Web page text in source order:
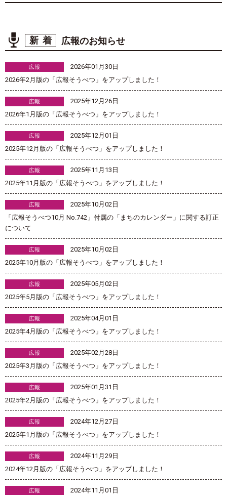
新着 広報のお知らせ
広報
2026年01月30日
2026年2月版の「広報そうべつ」をアップしました！
広報
2025年12月26日
2026年1月版の「広報そうべつ」をアップしました！
広報
2025年12月01日
2025年12月版の「広報そうべつ」をアップしました！
広報
2025年11月13日
2025年11月版の「広報そうべつ」をアップしました！
広報
2025年10月02日
「広報そうべつ10月 No.742」付属の「まちのカレンダー」に関する訂正
について
広報
2025年10月02日
2025年10月版の「広報そうべつ」をアップしました！
広報
2025年05月02日
2025年5月版の「広報そうべつ」をアップしました！
広報
2025年04月01日
2025年4月版の「広報そうべつ」をアップしました！
広報
2025年02月28日
2025年3月版の「広報そうべつ」をアップしました！
広報
2025年01月31日
2025年2月版の「広報そうべつ」をアップしました！
広報
2024年12月27日
2025年1月版の「広報そうべつ」をアップしました！
広報
2024年11月29日
2024年12月版の「広報そうべつ」をアップしました！
広報
2024年11月01日